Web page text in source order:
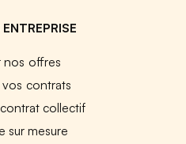
nos offres
contrats
collectif
sur mesure